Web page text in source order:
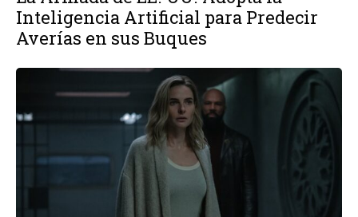
Inteligencia Artificial para Predecir
Averías en sus Buques